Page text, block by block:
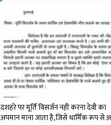
दशहरे पर मूर्ति विसर्जन नही करना देवी का
अपमान माना जाता है,जिसे धार्मिक रूप से